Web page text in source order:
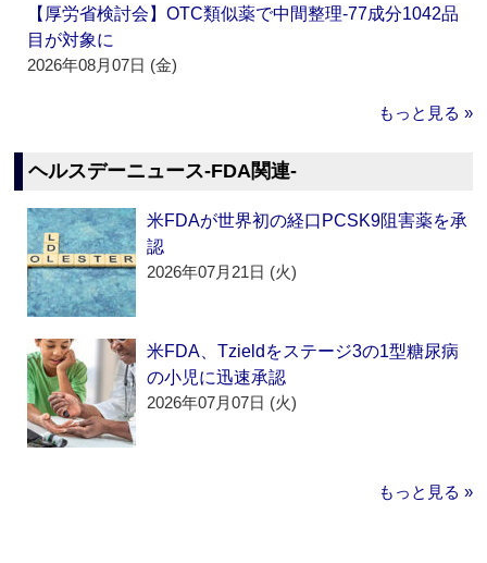
【厚労省検討会】OTC類似薬で中間整理‐77成分1042品
目が対象に
2026年08月07日 (金)
もっと見る »
ヘルスデーニュース‐FDA関連‐
米FDAが世界初の経口PCSK9阻害薬を承
認
2026年07月21日 (火)
米FDA、Tzieldをステージ3の1型糖尿病
の小児に迅速承認
2026年07月07日 (火)
もっと見る »